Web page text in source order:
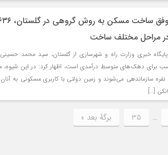
مراحل مختلف ساخت
خبری وزارت راه و شهرسازی از گلستان، سید محمد حسینی
برای دهک‌های متوسط درآمدی است، اظهار کرد: در این شیوه،
شش تا ۱۰ نفره سازماندهی می‌شوند و زمین دولتی با کاربری مسکونی به
[…]
…
35 برگهٔ بعد »